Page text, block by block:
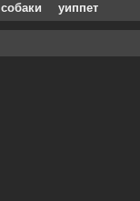
собаки уиппет